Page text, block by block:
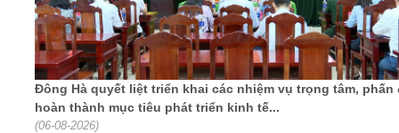
Đông Hà quyết liệt triển khai các nhiệm vụ trọng tâm, phấn
hoàn thành mục tiêu phát triển kinh tế...
(06-08-2026)